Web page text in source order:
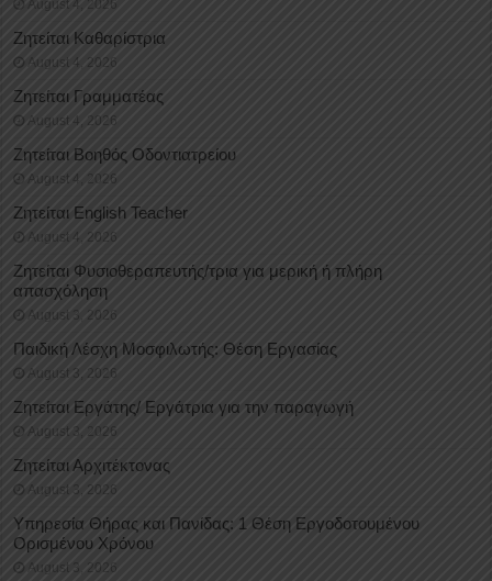
August 4, 2026
Ζητείται Καθαρίστρια
August 4, 2026
Ζητείται Γραμματέας
August 4, 2026
Ζητείται Βοηθός Οδοντιατρείου
August 4, 2026
Ζητείται English Teacher
August 4, 2026
Ζητείται Φυσιοθεραπευτής/τρια για μερική ή πλήρη
απασχόληση
August 3, 2026
Παιδική Λέσχη Μοσφιλωτής: Θέση Εργασίας
August 3, 2026
Ζητείται Εργάτης/ Εργάτρια για την παραγωγή
August 3, 2026
Ζητείται Αρχιτέκτονας
August 3, 2026
Υπηρεσία Θήρας και Πανίδας: 1 Θέση Eργοδοτουμένου
Oρισμένου Xρόνου
August 3, 2026